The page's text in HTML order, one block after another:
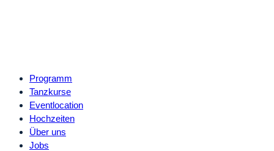
Programm
Tanzkurse
Eventlocation
Hochzeiten
Über uns
Jobs